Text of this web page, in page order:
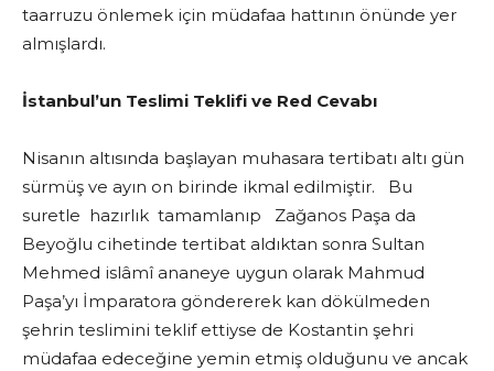
taarruzu önlemek için müdafaa hattının önünde yer
almışlardı.
İstanbul’un Teslimi Teklifi ve Red Cevabı
Nisanın altısında başlayan muhasara tertibatı altı gün
sürmüş ve ayın on birinde ikmal edilmiştir. Bu
suretle hazırlık tamamlanıp Zağanos Paşa da
Beyoğlu cihetinde tertibat aldıktan sonra Sultan
Mehmed islâmî ananeye uygun olarak Mahmud
Paşa’yı İmparatora göndererek kan dökülmeden
şehrin teslimini teklif ettiyse de Kostantin şehri
müdafaa edeceğine yemin etmiş olduğunu ve ancak